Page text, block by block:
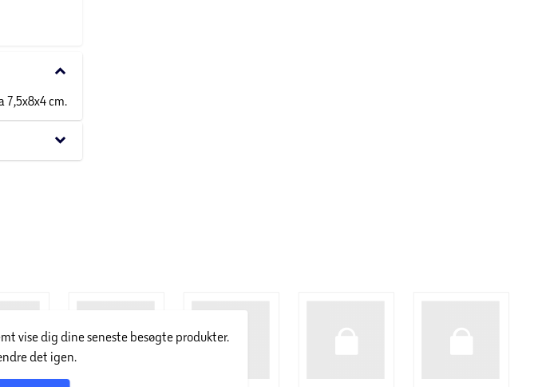
keyboard_arrow_down
cm.
keyboard_arrow_down
vise dig dine seneste besøgte produkter.
det igen.